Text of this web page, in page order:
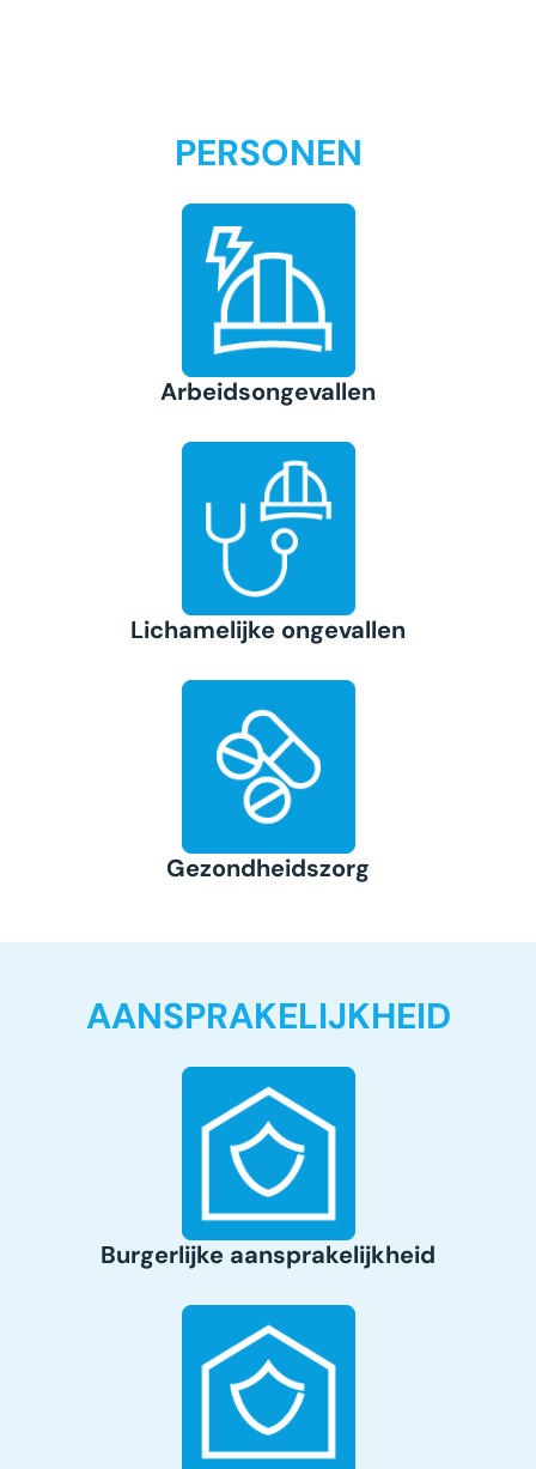
PERSONEN
Arbeidsongevallen
Lichamelijke ongevallen
Gezondheidszorg
AANSPRAKELIJKHEID
Burgerlijke aansprakelijkheid